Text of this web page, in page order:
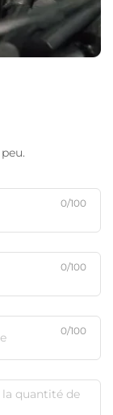
0/100
0/100
0/100